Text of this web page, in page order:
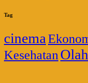
Tag
cinema
Kesehatan